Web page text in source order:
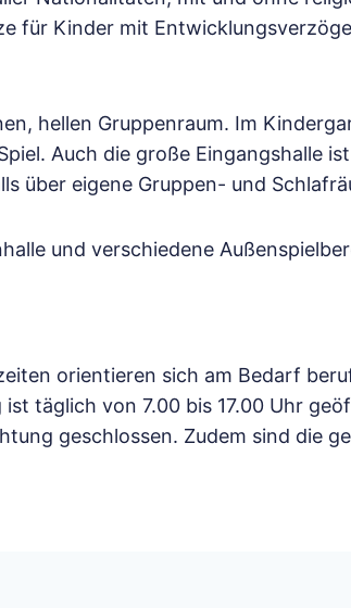
für Kinder mit
hellen Gruppenraum. Im
Auch die große Eingangshalle
über eigene Gruppen- und
und verschiedene
orientieren sich am Bedarf
täglich von 7.00 bis 17.00 Uhr
geschlossen. Zudem sind die